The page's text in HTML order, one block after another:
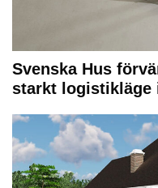
Svenska Hus
starkt logistikläge